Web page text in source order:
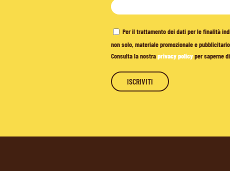
Per il trattamento dei dati per le finalità
non solo, materiale promozionale e
Consulta la nostraprivacy policyper saperne